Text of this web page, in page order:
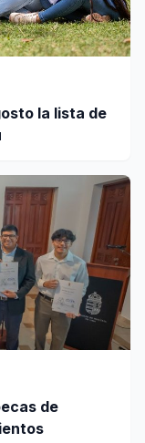
la lista de
de